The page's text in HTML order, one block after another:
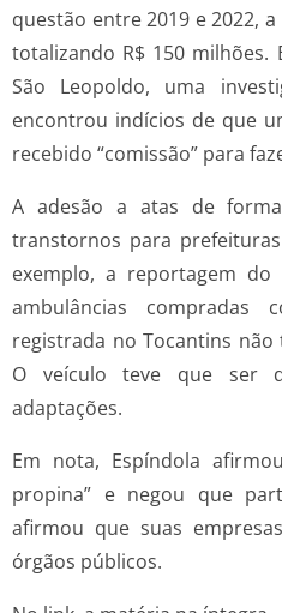
questão entre 2019 e 2022,
totalizando R$ 150 milhões.
São Leopoldo, uma
encontrou indícios de que
recebido “comissão” para
A adesão a atas de
transtornos para
exemplo, a reportagem do
ambulâncias
registrada no Tocantins
O veículo teve que ser
adaptações.
Em nota, Espíndola
propina” e negou que
afirmou que suas
órgãos públicos.